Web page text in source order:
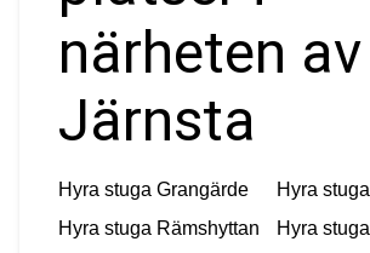
närheten av
Järnsta
Hyra stuga Grangärde Hyra stuga
Hyra stuga Rämshyttan Hyra stuga